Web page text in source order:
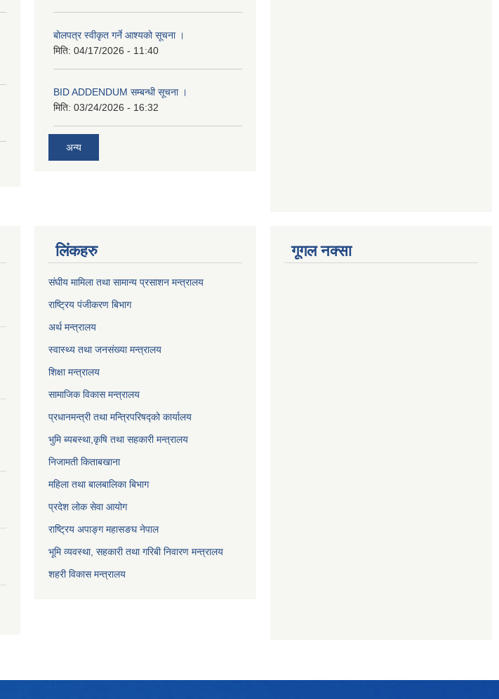
बोलपत्र स्वीकृत गर्ने आश्यको सूचना ।
मिति: 04/17/2026 - 11:40
BID ADDENDUM सम्बन्धी सूचना ।
मिति: 03/24/2026 - 16:32
अन्य
लिंकहरु
संघीय मामिला तथा सामान्य प्रसाशन मन्त्रालय
राष्ट्रिय पंजीकरण बिभाग
अर्थ मन्त्रालय
स्वास्थ्य तथा जनसंख्या मन्त्रालय
शिक्षा मन्त्रालय
सामाजिक विकास मन्त्रालय
प्रधानमन्त्री तथा मन्त्रिपरिषद्को कार्यालय
भुमि ब्यबस्था,कृषि तथा सहकारी मन्त्रालय
निजामती किताबखाना
महिला तथा बालबालिका बिभाग
प्रदेश लोक सेवा आयोग
राष्ट्रिय अपाङ्ग महासङघ नेपाल
भूमि व्यवस्था, सहकारी तथा गरिबी निवारण मन्त्रालय
शहरी विकास मन्त्रालय
गूगल नक्सा